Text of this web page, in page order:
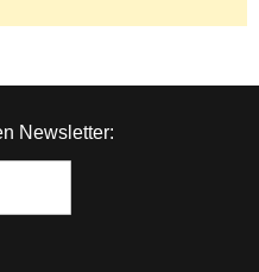
Newsletter: